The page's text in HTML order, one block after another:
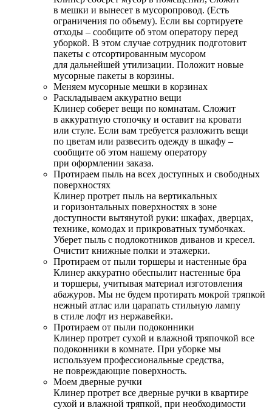
в мешки и вынесет в мусоропровод. (Есть
ограничения по объему). Если вы сортируете
отходы – сообщите об этом оператору перед
уборкой. В этом случае сотрудник подготовит
пакеты с отсортированным мусором
для дальнейшей утилизации. Положит новые
мусорные пакеты в корзины.
Меняем мусорные мешки в корзинах
Раскладываем аккуратно вещи
Клинер соберет вещи по комнатам. Сложит
в аккуратную стопочку и оставит на кровати
или стуле. Если вам требуется разложить вещи
по цветам или развесить одежду в шкафу –
сообщите об этом нашему оператору
при оформлении заказа.
Протираем пыль на всех доступных и свободных
поверхностях
Клинер протрет пыль на вертикальных
и горизонтальных поверхностях в зоне
доступности вытянутой руки: шкафах, дверцах,
технике, комодах и прикроватных тумбочках.
Уберет пыль с подлокотников диванов и кресел.
Очистит книжные полки и этажерки.
Протираем от пыли торшеры и настенные бра
Клинер аккуратно обеспылит настенные бра
и торшеры, учитывая материал изготовления
абажуров. Мы не будем протирать мокрой тряпкой
нежный атлас или царапать стильную лампу
в стиле лофт из нержавейки.
Протираем от пыли подоконники
Клинер протрет сухой и влажной тряпочкой все
подоконники в комнате. При уборке мы
используем профессиональные средства,
не повреждающие поверхность.
Моем дверные ручки
Клинер протрет все дверные ручки в квартире
сухой и влажной тряпкой, при необходимости